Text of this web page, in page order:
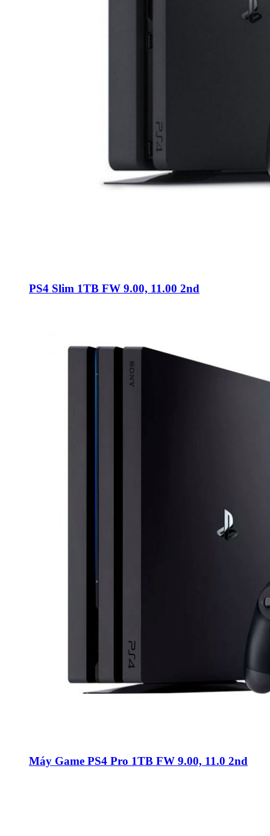
PS4 Slim 1TB FW 9.00, 11.00 2nd
Máy Game PS4 Pro 1TB FW 9.00, 11.0 2nd